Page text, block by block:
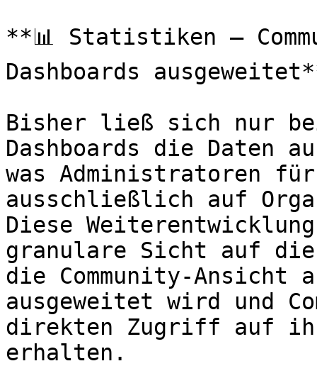
**📊 Statistiken –
Dashboards
Bisher ließ sich nur
Dashboards die Daten
was Administratoren für
ausschließlich auf
Diese
granulare Sicht auf
die Community-Ansicht
ausgeweitet wird und
direkten Zugriff auf
erhalten.